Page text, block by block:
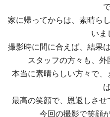
家に帰ってからは、素晴ら
いま
撮影時に間に合えば、結果
スタッフの方々も、外
本当に素晴らしい方々で
最高の笑顔で、恩返しさせ
今回の撮影で笑顔